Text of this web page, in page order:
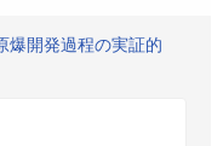
爆開発過程の実証的